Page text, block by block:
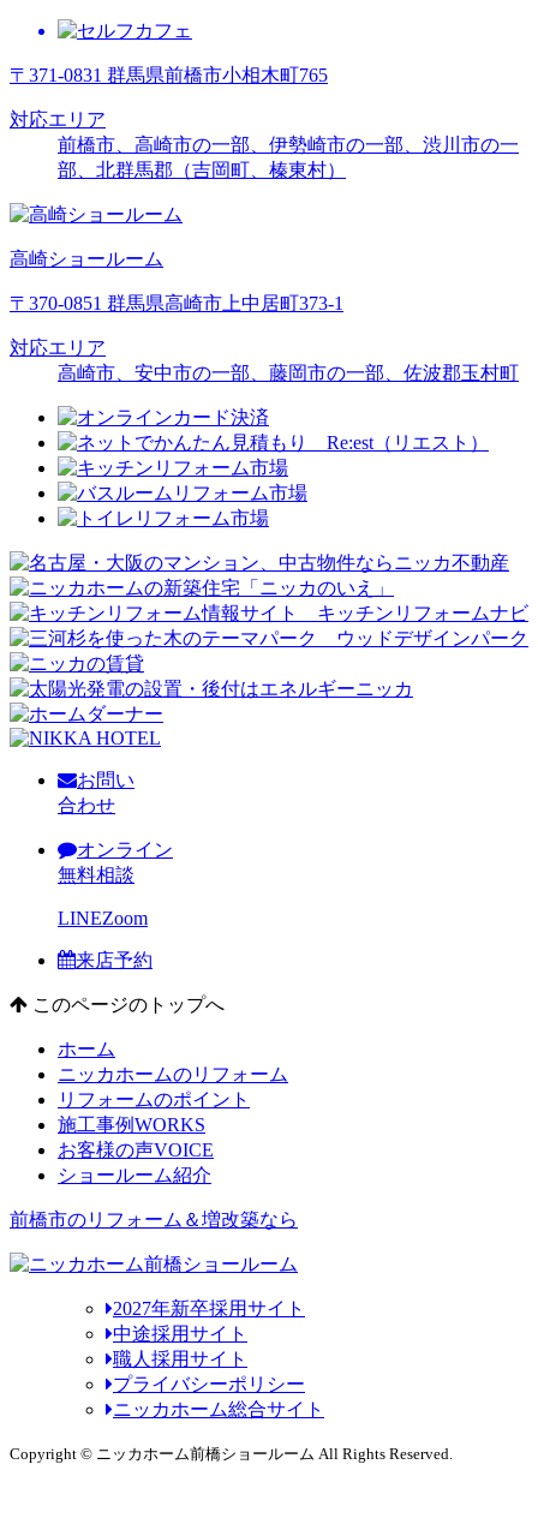
〒371-0831 群馬県前橋市小相木町765
対応エリア
前橋市、高崎市の一部、伊勢崎市の一部、渋川市の一
部、北群馬郡（吉岡町、榛東村）
高崎ショールーム
〒370-0851 群馬県高崎市上中居町373-1
対応エリア
高崎市、安中市の一部、藤岡市の一部、佐波郡玉村町
お問い
合わせ
オンライン
無料相談
LINEZoom
来店予約
このページのトップへ
ホーム
ニッカホームのリフォーム
リフォームのポイント
施工事例WORKS
お客様の声VOICE
ショールーム紹介
前橋市のリフォーム＆増改築なら
2027年新卒採用サイト
中途採用サイト
職人採用サイト
プライバシーポリシー
ニッカホーム総合サイト
Copyright © ニッカホーム前橋ショールーム All Rights Reserved.